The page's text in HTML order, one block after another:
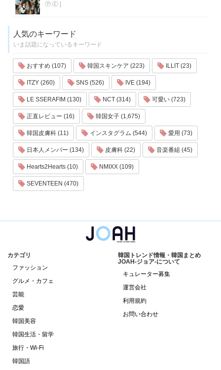
Ⓟ.Ⓔ
人気のキーワード
いま話題になっているキーワード
おすすめ (107) 韓国スキンケア (223) ILLIT (23)
ITZY (260) SNS (526) IVE (194)
LE SSERAFIM (130) NCT (314) 可愛い (723)
正直レビュー (16) 韓国女子 (1,675)
韓国皮膚科 (11) インスタグラム (544) 愛用 (73)
日本人メンバー (134) 皮膚科 (22) 音楽番組 (45)
Hearts2Hearts (10) NMIXX (109)
SEVENTEEN (470)
カテゴリ
ファッション
グルメ・カフェ
芸能
恋愛
韓国美容
韓国生活・留学
旅行・Wi-Fi
韓国語
韓国トレンド情報・韓国まとめ
JOAH-ジョア-について
キュレーター募集
運営会社
利用規約
お問い合わせ